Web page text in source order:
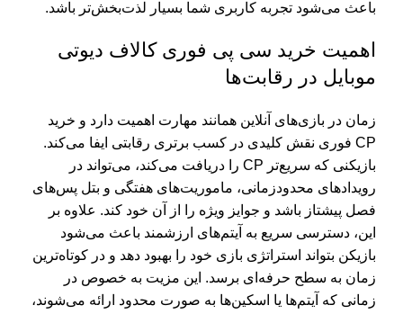
باعث می‌شود تجربه کاربری شما بسیار لذت‌بخش‌تر باشد.
اهمیت خرید سی پی فوری کالاف دیوتی
موبایل در رقابت‌ها
زمان در بازی‌های آنلاین همانند مهارت اهمیت دارد و خرید
CP فوری نقش کلیدی در کسب برتری رقابتی ایفا می‌کند.
بازیکنی که سریع‌تر CP را دریافت می‌کند، می‌تواند در
رویدادهای محدودزمانی، ماموریت‌های هفتگی و بتل پس‌های
فصل پیشتاز باشد و جوایز ویژه را از آن خود کند. علاوه بر
این، دسترسی سریع به آیتم‌های ارزشمند باعث می‌شود
بازیکن بتواند استراتژی بازی خود را بهبود دهد و در کوتاه‌ترین
زمان به سطح حرفه‌ای برسد. این مزیت به خصوص در
زمانی که آیتم‌ها یا اسکین‌ها به صورت محدود ارائه می‌شوند،